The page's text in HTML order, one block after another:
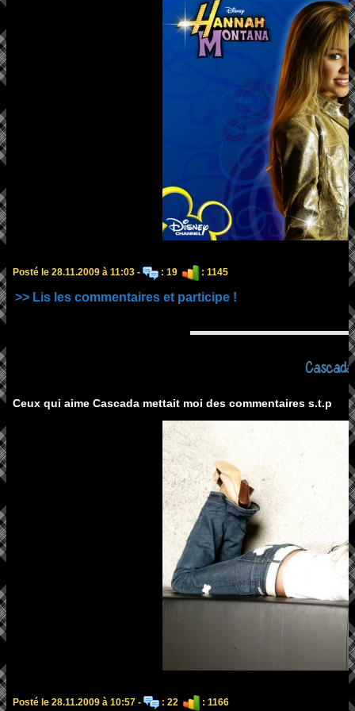
Posté le 28.11.2009 à 11:03 - : 19 : 1145
>> Lis les commentaires et participe !
Cascada
Ceux qui aime Cascada mettait moi des commentaires s.t.p
Posté le 28.11.2009 à 10:57 - : 22 : 1166